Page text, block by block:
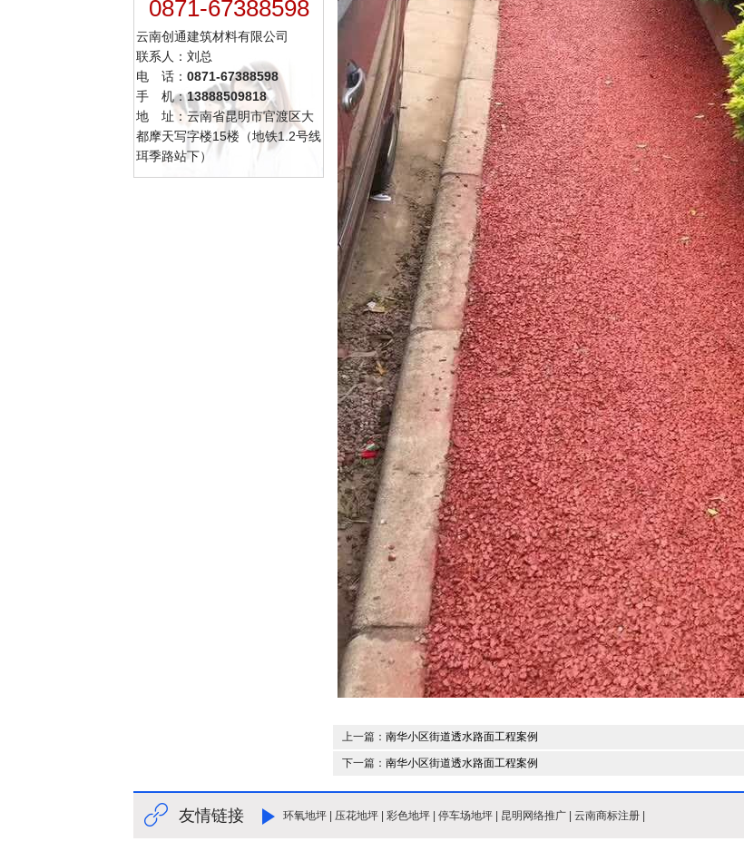
0871-67388598
云南创通建筑材料有限公司
联系人：刘总
电 话： 0871-67388598
手 机：13888509818
地 址：云南省昆明市官渡区大
都摩天写字楼15楼（地铁1.2号线
珥季路站下）
上一篇： 南华小区街道透水路面工程案例
下一篇： 南华小区街道透水路面工程案例
友情链接 环氧地坪 压花地坪 彩色地坪 停车场地坪 昆明网络推广 云南商标注册